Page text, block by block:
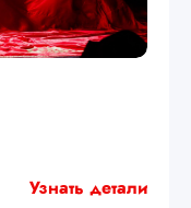
Узнать детали